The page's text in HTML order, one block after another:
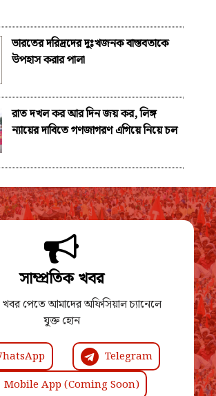
ভারতের দরিদ্রদের দুঃখজনক বাস্তবতাকে
উপহাস করার পালা
রাত দখল কর আর দিন জয় কর, লিঙ্গ
ন্যায়ের দাবিতে গণজাগরণ এগিয়ে নিয়ে চল
সাম্প্রতিক খবর
খবর পেতে আমাদের অফিসিয়াল চ্যানেলে
যুক্ত হোন
Telegram
Mobile App (Coming Soon)